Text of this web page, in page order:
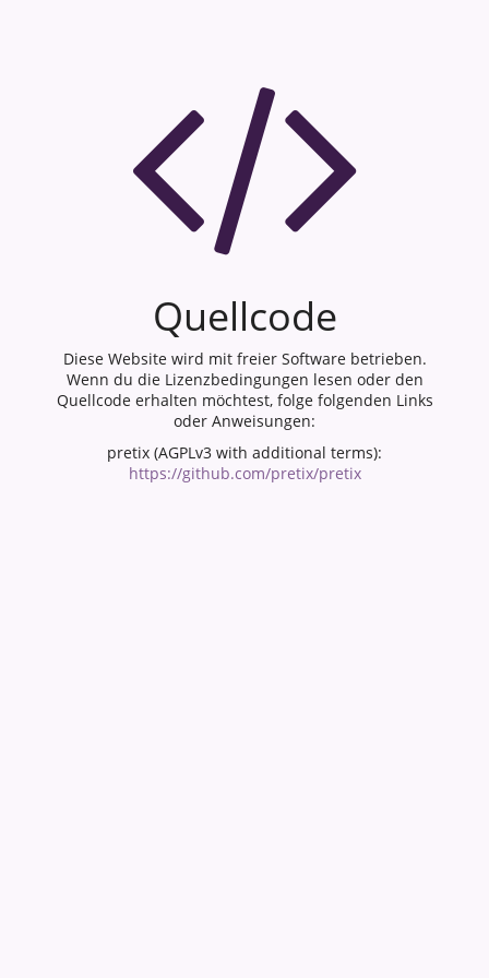
Quellcode
Diese Website wird mit freier Software betrieben.
Wenn du die Lizenzbedingungen lesen oder den
Quellcode erhalten möchtest, folge folgenden Links
oder Anweisungen:
pretix (AGPLv3 with additional terms):
https://github.com/pretix/pretix